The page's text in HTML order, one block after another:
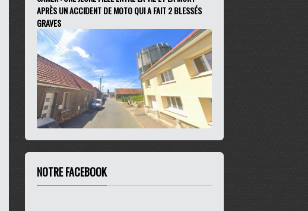
APRÈS UN ACCIDENT DE MOTO QUI A FAIT 2 BLESSÉS
GRAVES
NOTRE FACEBOOK